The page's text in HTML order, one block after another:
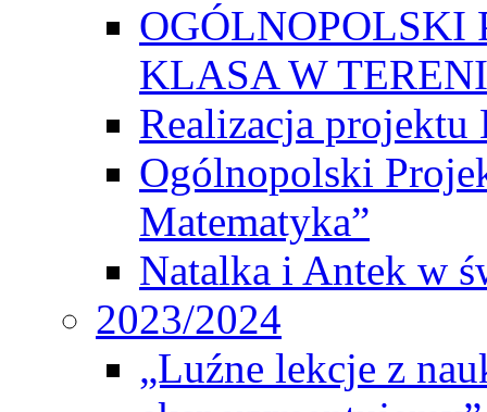
OGÓLNOPOLSKI
KLASA W
Realizacja
Ogólnopolski
Matematyka”
Natalka i Antek w
2023/2024
„Luźne lekcje z